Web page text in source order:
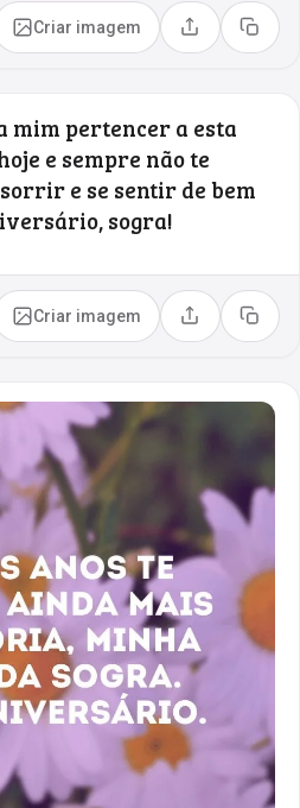
Criar imagem Compartilhar
Copiar
mim pertencer a esta
e sempre não te
e se sentir de bem
sogra!
Criar imagem Compartilhar
Copiar